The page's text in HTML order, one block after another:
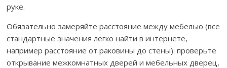
руке.
Обязательно замеряйте расстояние между мебелью (все
стандартные значения легко найти в интернете,
например расстояние от раковины до стены): проверьте
открывание межкомнатных дверей и мебельных дверец,